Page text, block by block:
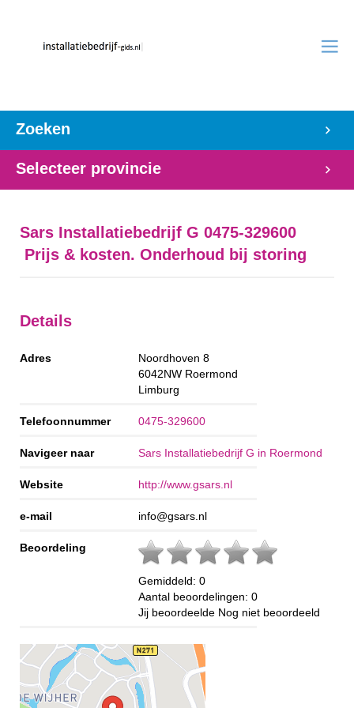
Zoeken
Selecteer provincie
Sars Installatiebedrijf G 0475-329600
Prijs & kosten. Onderhoud bij storing
Details
Adres
Noordhoven 8
6042NW Roermond
Limburg
Telefoonnummer 0475-329600
Navigeer naar Sars Installatiebedrijf G in Roermond
Website http://www.gsars.nl
e-mail info@gsars.nl
Beoordeling
Gemiddeld: 0
Aantal beoordelingen: 0
Jij beoordeelde Nog niet beoordeeld